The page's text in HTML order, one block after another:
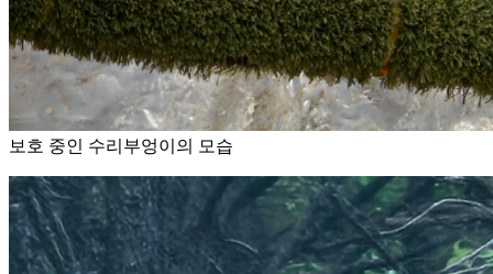
보호 중인 수리부엉이의 모습